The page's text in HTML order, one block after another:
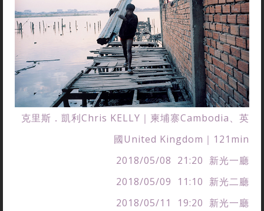
克里斯．凱利Chris KELLY｜柬埔寨Cambodia、英
國United Kingdom｜121min
2018/05/08 21:20 新光一廳
2018/05/09 11:10 新光二廳
2018/05/11 19:20 新光一廳